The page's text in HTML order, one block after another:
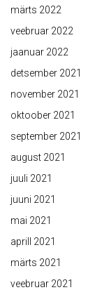
märts 2022
veebruar 2022
jaanuar 2022
detsember 2021
november 2021
oktoober 2021
september 2021
august 2021
juuli 2021
juuni 2021
mai 2021
aprill 2021
märts 2021
veebruar 2021